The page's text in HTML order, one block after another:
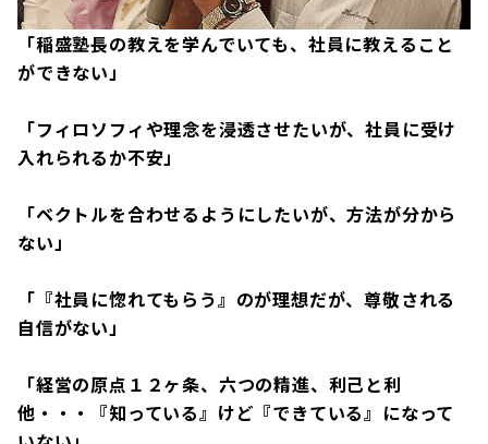
「稲盛塾長の教えを学んでいても、社員に教えること
ができない」
「フィロソフィや理念を浸透させたいが、社員に受け
入れられるか不安」
「ベクトルを合わせるようにしたいが、方法が分から
ない」
「『社員に惚れてもらう』のが理想だが、尊敬される
自信がない」
「経営の原点１２ヶ条、六つの精進、利己と利
他・・・『知っている』けど『できている』になって